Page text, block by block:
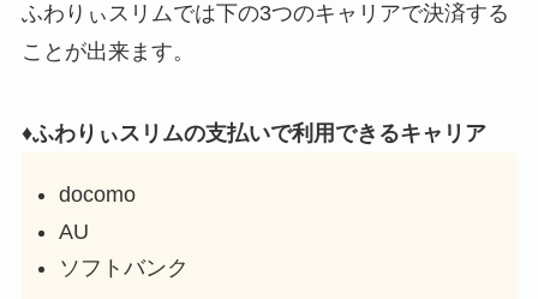
ふわりぃスリムでは下の3つのキャリアで決済する
ことが出来ます。
♦ふわりぃスリムの支払いで利用できるキャリア
docomo
AU
ソフトバンク